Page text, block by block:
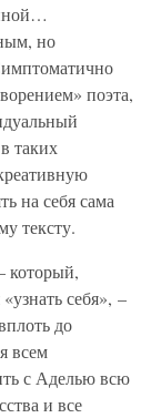
но
поэта,
таких
на себя сама
тексту.
который,
себя», –
до
всем
с Аделью всю
и все